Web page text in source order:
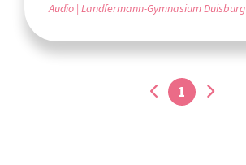
Audio Landfermann-Gymnasium Duisburg
1